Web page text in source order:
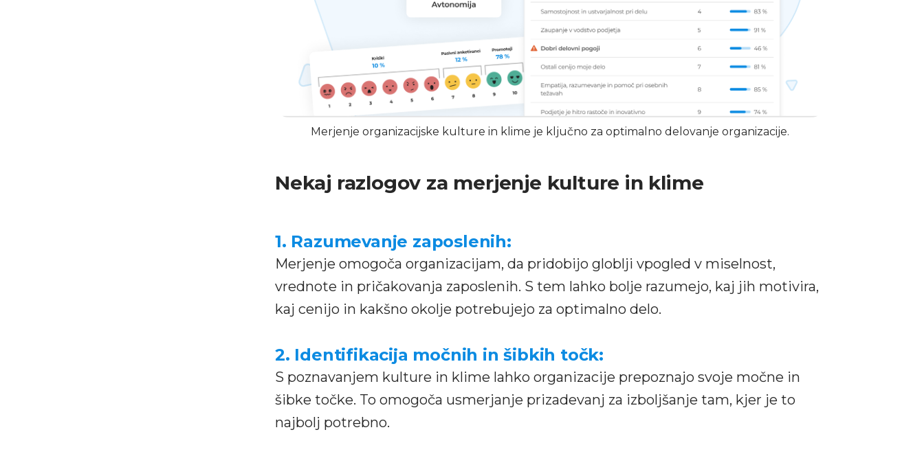
Merjenje organizacijske kulture in klime je ključno za optimalno delovanje organizacije.
Nekaj razlogov za merjenje kulture in klime
1. Razumevanje zaposlenih:
Merjenje omogoča organizacijam, da pridobijo globlji vpogled v miselnost,
vrednote in pričakovanja zaposlenih. S tem lahko bolje razumejo, kaj jih motivira,
kaj cenijo in kakšno okolje potrebujejo za optimalno delo.
2. Identifikacija močnih in šibkih točk:
S poznavanjem kulture in klime lahko organizacije prepoznajo svoje močne in
šibke točke. To omogoča usmerjanje prizadevanj za izboljšanje tam, kjer je to
najbolj potrebno.